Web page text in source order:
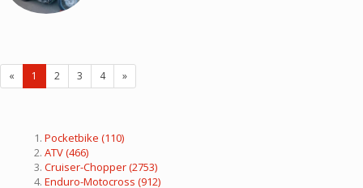
« 1 2 3 4 »
Pocketbike (110)
ATV(466)
Cruiser-Chopper(2753)
Enduro-Motocross (912)